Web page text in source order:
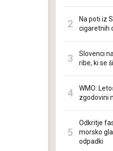
Na poti iz
cigaretnih
Slovenci
ribe, ki se
WMO:
zgodovini
Odkritje
morsko
odpadki